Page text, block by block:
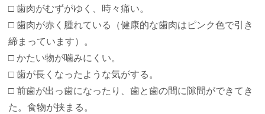
□ 歯肉がむずがゆく、時々痛い。
□ 歯肉が赤く腫れている（健康的な歯肉はピンク色で引き
締まっています）。
□ かたい物が噛みにくい。
□ 歯が長くなったような気がする。
□ 前歯が出っ歯になったり、歯と歯の間に隙間ができてき
た。食物が挟まる。